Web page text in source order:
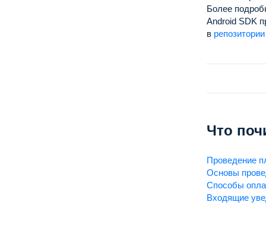
Более
Android SDK
в
Что
Проведение
Основы
Способы
Входящие